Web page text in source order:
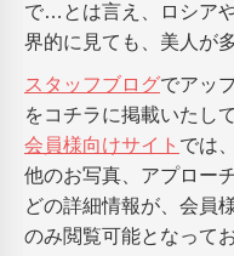
で…とは言え、ロシア
界的に見ても、美人が
スタッフブログでアッ
をコチラに掲載いたし
会員様向けサイト では
他のお写真、アプロー
どの詳細情報が、会員
のみ閲覧可能となって